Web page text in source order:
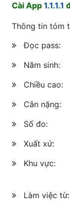
Cài App 1.1.1.1
Thông tin tóm
Đọc pass:
Năm sinh:
Chiều cao:
Cân nặng:
Số đo:
Xuất xứ:
Khu vực:
Làm việc từ: